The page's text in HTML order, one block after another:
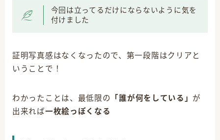
今回は立ってるだけにならないように気を
付けました
証明写真感はなくなったので、第一段階はクリアと
いうことで！
わかったことは、最低限の 「誰が何をしている」 が
出来れば一枚絵っぽくなる